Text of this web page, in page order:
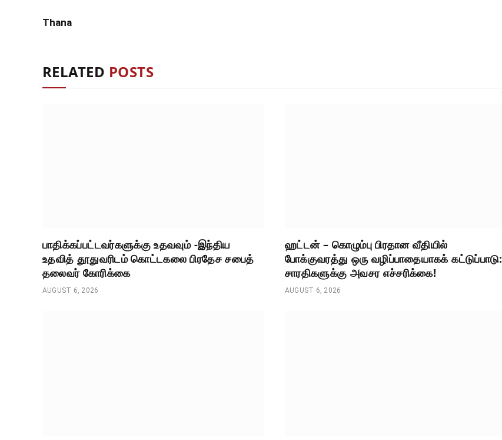
Thana
RELATED POSTS
பாதிக்கப்பட்டவர்களுக்கு உதவவும் -இந்திய
உதவித் தூதுவரிடம் கொட்டகலை பிரதேச சபைத்
தலைவர் கோரிக்கை
AUGUST 6, 2026
ஹட்டன் – கொழும்பு பிரதான வீதியில்
போக்குவரத்து ஒரு வழிப்பாதையாகக் கட்டுப்பாடு:
சாரதிகளுக்கு அவசர எச்சரிக்கை!
AUGUST 6, 2026